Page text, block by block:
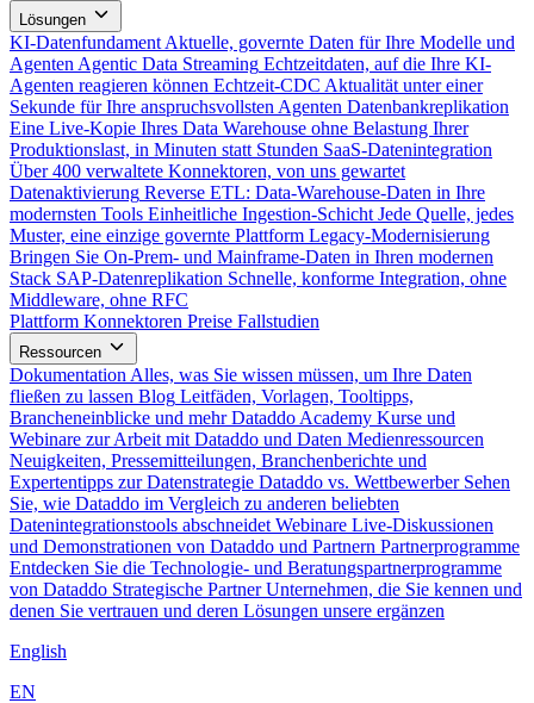
Lösungen
KI-Datenfundament Aktuelle, governte Daten für Ihre Modelle und
Agenten Agentic Data Streaming Echtzeitdaten, auf die Ihre KI-
Agenten reagieren können Echtzeit-CDC Aktualität unter einer
Sekunde für Ihre anspruchsvollsten Agenten Datenbankreplikation
Eine Live-Kopie Ihres Data Warehouse ohne Belastung Ihrer
Produktionslast, in Minuten statt Stunden SaaS-Datenintegration
Über 400 verwaltete Konnektoren, von uns gewartet
Datenaktivierung Reverse ETL: Data-Warehouse-Daten in Ihre
modernsten Tools Einheitliche Ingestion-Schicht Jede Quelle, jedes
Muster, eine einzige governte Plattform Legacy-Modernisierung
Bringen Sie On-Prem- und Mainframe-Daten in Ihren modernen
Stack SAP-Datenreplikation Schnelle, konforme Integration, ohne
Middleware, ohne RFC
Plattform Konnektoren Preise Fallstudien
Ressourcen
Dokumentation Alles, was Sie wissen müssen, um Ihre Daten
fließen zu lassen Blog Leitfäden, Vorlagen, Tooltipps,
Brancheneinblicke und mehr Dataddo Academy Kurse und
Webinare zur Arbeit mit Dataddo und Daten Medienressourcen
Neuigkeiten, Pressemitteilungen, Branchenberichte und
Expertentipps zur Datenstrategie Dataddo vs. Wettbewerber Sehen
Sie, wie Dataddo im Vergleich zu anderen beliebten
Datenintegrationstools abschneidet Webinare Live-Diskussionen
und Demonstrationen von Dataddo und Partnern Partnerprogramme
Entdecken Sie die Technologie- und Beratungspartnerprogramme
von Dataddo Strategische Partner Unternehmen, die Sie kennen und
denen Sie vertrauen und deren Lösungen unsere ergänzen
English
EN